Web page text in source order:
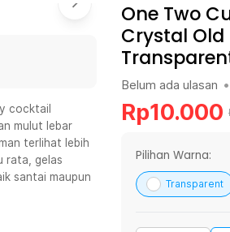
Nasional (08:00 - 17:00) Selengkapnya
(12:00-20:00), Tutup pada Idul Fitri
(12:00-20:00), Tutup pada Idul Fitri
(08:00 - 20:00), Tutup pada Idul Fitri
Nasional (08:00 - 17:00)Selengkapnya
cocktail
mulut lebar
terlihat lebih
rata, gelas
santai maupun
One Two
Crystal Old
Belum ada ulasan •
Rp10.000
Pilihan Warna:
Transparent